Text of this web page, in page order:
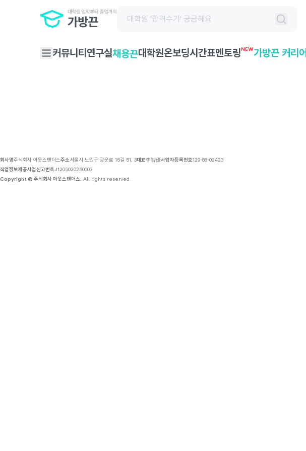
커뮤니티 연구실채용끈대학원온보딩시간표멘토링NEW가방끈 커리어
회사명주식회사 아웃스탠더스주소서울시 노원구 광운로 15길 51, 3대표李智優사업자등록번호129-88-02423
직업정보제공사업신고번호J1205020250003
Copyright © 주식회사 아웃스탠더스. All rights reserved.